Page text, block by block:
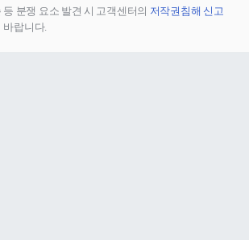
분쟁 요소 발견 시 고객센터의 저작권침해 신고
바랍니다.